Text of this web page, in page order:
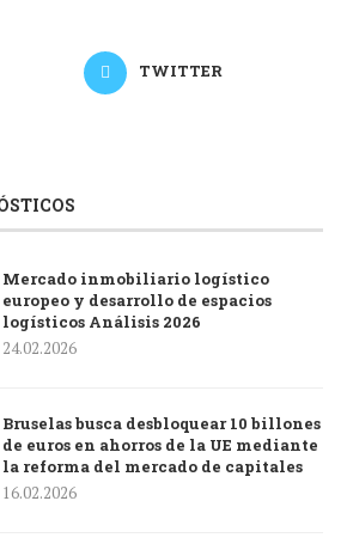
TWITTER
Mercado inmobiliario logístico
europeo y desarrollo de espacios
logísticos Análisis 2026
24.02.2026
Bruselas busca desbloquear 10 billones
de euros en ahorros de la UE mediante
la reforma del mercado de capitales
16.02.2026